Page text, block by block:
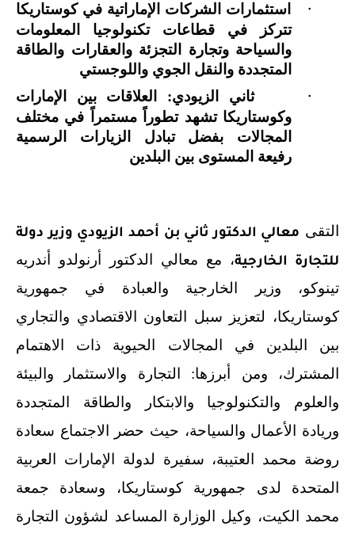
·
استثمارات الشركات الإماراتية في كوستاريكا
تتركز في قطاعات تكنولوجيا المعلومات
والسياحة وتجارة التجزئة والعقارات والطاقة
المتجددة والنقل الجوي واللوجستي
·
ثاني الزيودي: العلاقات بين الإمارات
وكوستاريكا تشهد تطوراً مستمراً في مختلف
المجالات بفضل تبادل الزيارات الرسمية
رفيعة المستوى بين البلدين
التقى معالي الدكتور ثاني بن أحمد الزيودي وزير دولة
للتجارة الخارجية، مع معالي
الدكتور أرنولدو أندريه
تينوكو، وزير الخارجية والعبادة في جمهورية
كوستاريكا، لتعزيز سبل التعاون الاقتصادي والتجاري
بين البلدين في المجالات الحيوية ذات الاهتمام
المشترك، ومن أبرزها: التجارة والاستثمار والبيئة
والعلوم والتكنولوجيا والابتكار والطاقة المتجددة
وريادة الأعمال والسياحة، حيث حضر الاجتماع سعادة
روضة محمد العتيبة، سفيرة لدولة الإمارات العربية
المتحدة لدى جمهورية كوستاريكا، وسعادة جمعة
محمد الكيت، وكيل الوزارة المساعد لشؤون التجارة